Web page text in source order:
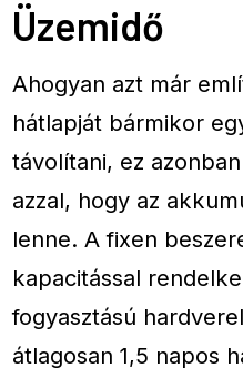
Üzemidő
Ahogyan azt már
hátlapját bármikor
távolítani, ez
azzal, hogy az
lenne. A fixen
kapacitással
fogyasztású
átlagosan 1,5 napos